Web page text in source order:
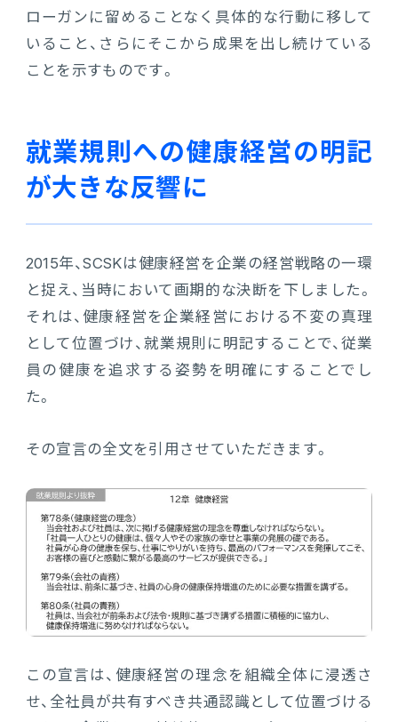
サポートサービス
ローガンに留めることなく具体的な行動に移して
いること、さらにそこから成果を出し続けている
ことを示すものです。
就業規則への健康経営の明記
が大きな反響に
2015年、SCSKは健康経営を企業の経営戦略の一環
と捉え、当時において画期的な決断を下しました。
それは、健康経営を企業経営における不変の真理
として位置づけ、就業規則に明記することで、従業
員の健康を追求する姿勢を明確にすることでし
た。
その宣言の全文を引用させていただきます。
この宣言は、健康経営の理念を組織全体に浸透さ
せ、全社員が共有すべき共通認識として位置づける